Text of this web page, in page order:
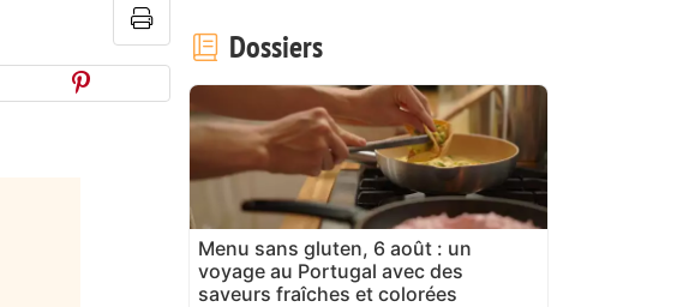
Dossiers
Menu sans gluten, 6 août : un
voyage au Portugal avec des
saveurs fraîches et colorées